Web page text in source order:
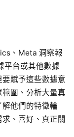
、Meta 洞察報
平台或其他數據
賦予這些數據意
圍、分析大量真
他們的特徵輪
、喜好、真正關